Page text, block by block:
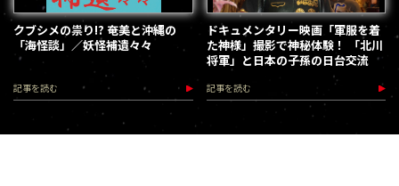
クブシメの祟り!? 奄美と沖縄の
「海怪談」／妖怪補遺々々
記事を読む
ドキュメンタリー映画「軍服を着
た神様」撮影で神秘体験！ 「北川
将軍」と日本の子孫の日台交流
記事を読む